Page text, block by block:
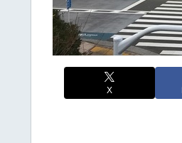
X